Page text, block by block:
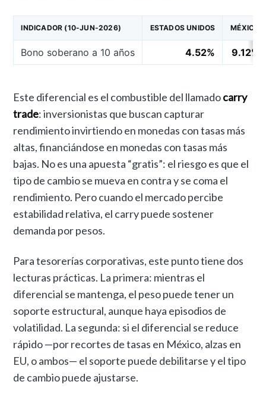
INDICADOR (10-JUN-2026) ESTADOS UNIDOS MÉXICO
Bono soberano a 10 años 4.52% 9.12%
Este diferencial es el combustible del llamadocarry
trade: inversionistas que buscan capturar
rendimiento invirtiendo en monedas con tasas más
altas, financiándose en monedas con tasas más
bajas. No es una apuesta “gratis”: el riesgo es que el
tipo de cambio se mueva en contra y se coma el
rendimiento. Pero cuando el mercado percibe
estabilidad relativa, el carry puede sostener
demanda por pesos.
Para tesorerías corporativas, este punto tiene dos
lecturas prácticas. La primera: mientras el
diferencial se mantenga, el peso puede tener un
soporte estructural, aunque haya episodios de
volatilidad. La segunda: si el diferencial se reduce
rápido —por recortes de tasas en México, alzas en
EU, o ambos— el soporte puede debilitarse y el tipo
de cambio puede ajustarse.